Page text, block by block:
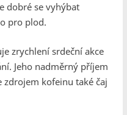
dobré se vyhýbat
pro plod.
zrychlení srdeční akce
Jeho nadměrný příjem
kofeinu také čaj